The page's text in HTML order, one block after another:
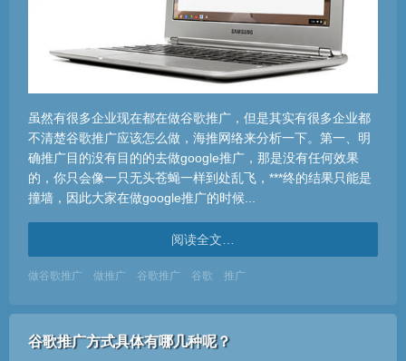
虽然有很多企业现在都在做谷歌推广，但是其实有很多企业都
不清楚谷歌推广应该怎么做，海推网络来分析一下。第一、明
确推广目的没有目的的去做google推广，那是没有任何效果
的，你只会像一只无头苍蝇一样到处乱飞，***终的结果只能是
撞墙，因此大家在做google推广的时候...
阅读全文…
做谷歌推广 做推广 谷歌推广 谷歌 推广
谷歌推广方式具体有哪几种呢？